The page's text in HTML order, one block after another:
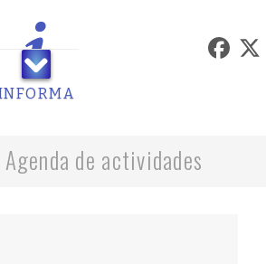
Agenda de actividades